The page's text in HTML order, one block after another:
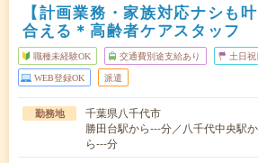
【計画業務・家族対応ナシも
合える＊高齢者ケアスタッフ
職種未経験OK 交通費別途支給あり 土日
WEB登録OK 派遣
勤務地
千葉県八千代市
勝田台駅から---分／八千代中央駅
ら---分